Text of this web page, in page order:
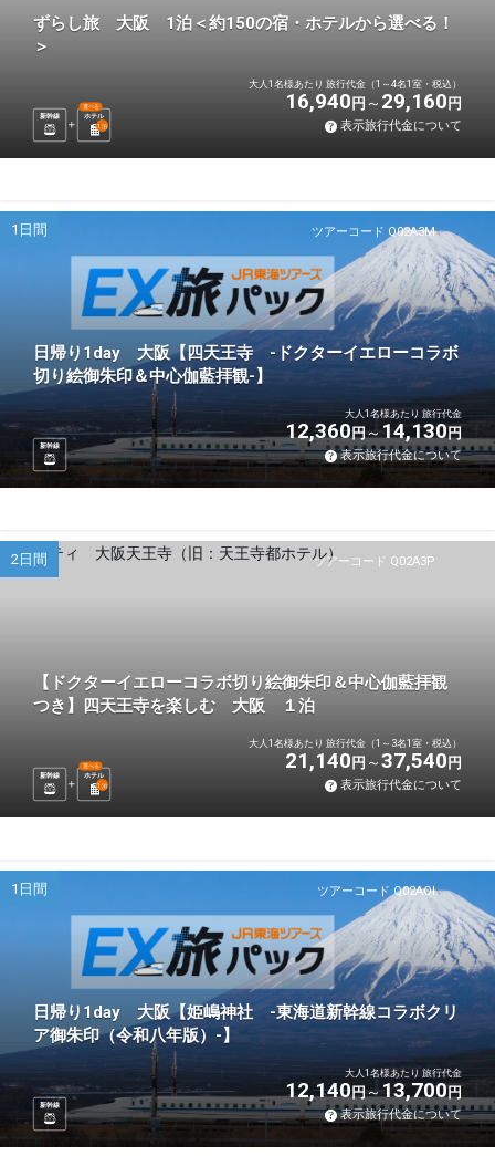
ずらし旅 大阪 1泊＜約150の宿・ホテルから選べる！
＞
新幹線 ホテル
選べる
1 泊
大人1名様あたり 旅行代金（1～4名1室・税込）
16,940 円 29,160 円
表示旅行代金について
ツアーコード Q02A3M
1日間
日帰り1day 大阪【四天王寺 -ドクターイエローコラボ
切り絵御朱印＆中心伽藍拝観-】
新幹線
大人1名様あたり 旅行代金
12,360円 14,130円
表示旅行代金について
ツアーコード Q02A3P
2日間
【ドクターイエローコラボ切り絵御朱印＆中心伽藍拝観
つき】四天王寺を楽しむ 大阪 １泊
新幹線 ホテル
選べる
1 泊
大人1名様あたり 旅行代金（1～3名1室・税込）
21,140 円 37,540 円
表示旅行代金について
ツアーコード Q02AOI
1日間
日帰り1day 大阪【姫嶋神社 -東海道新幹線コラボクリ
ア御朱印（令和八年版）-】
新幹線
大人1名様あたり 旅行代金
12,140円 13,700円
表示旅行代金について